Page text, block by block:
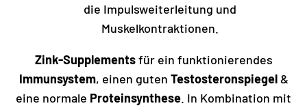
die Impulsweiterleitung und
Muskelkontraktionen.
Zink-Supplementsfür ein funktionierendes
Immunsystem, einen guten Testosteronspiegel&
eine normale Proteinsynthese. In Kombination mit